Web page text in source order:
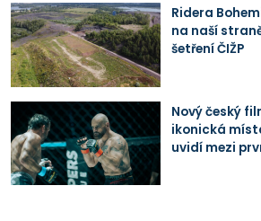
Ridera
na naší
šetření ČIŽP
Nový český
ikonická
uvidí mezi